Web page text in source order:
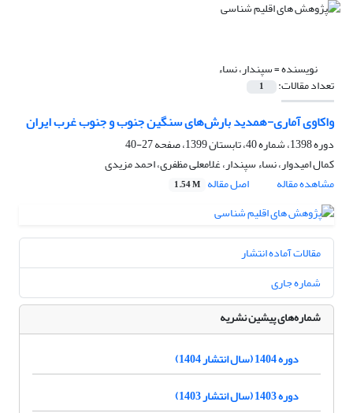
نویسنده =سپندار، نساء
تعداد مقالات: 1
واکاوی آماری-همدید بارش‌های سنگین جنوب و جنوب غرب ایران
دوره 1398، شماره 40، تابستان 1399، صفحه
27-40
کمال امیدوار، نساء سپندار، غلامعلی مظفری، احمد مزیدی
مشاهده مقاله
اصل مقاله 1.54 M
مقالات آماده انتشار
شماره جاری
شماره‌های پیشین نشریه
دوره 1404 (سال انتشار 1404)
دوره 1403 (سال انتشار 1403)